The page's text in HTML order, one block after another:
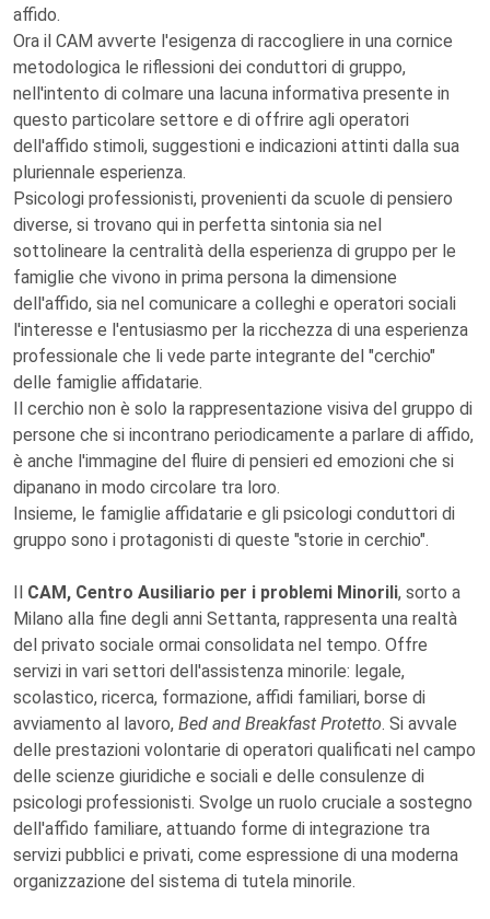
affido.
Ora il CAM avverte l'esigenza di raccogliere in una cornice
metodologica le riflessioni dei conduttori di gruppo,
nell'intento di colmare una lacuna informativa presente in
questo particolare settore e di offrire agli operatori
dell'affido stimoli, suggestioni e indicazioni attinti dalla sua
pluriennale esperienza.
Psicologi professionisti, provenienti da scuole di pensiero
diverse, si trovano qui in perfetta sintonia sia nel
sottolineare la centralità della esperienza di gruppo per le
famiglie che vivono in prima persona la dimensione
dell'affido, sia nel comunicare a colleghi e operatori sociali
l'interesse e l'entusiasmo per la ricchezza di una esperienza
professionale che li vede parte integrante del "cerchio"
delle famiglie affidatarie.
Il cerchio non è solo la rappresentazione visiva del gruppo di
persone che si incontrano periodicamente a parlare di affido,
è anche l'immagine del fluire di pensieri ed emozioni che si
dipanano in modo circolare tra loro.
Insieme, le famiglie affidatarie e gli psicologi conduttori di
gruppo sono i protagonisti di queste "storie in cerchio".
Il CAM, Centro Ausiliario per i problemi Minorili, sorto a
Milano alla fine degli anni Settanta, rappresenta una realtà
del privato sociale ormai consolidata nel tempo. Offre
servizi in vari settori dell'assistenza minorile: legale,
scolastico, ricerca, formazione, affidi familiari, borse di
avviamento al lavoro, Bed and Breakfast Protetto. Si avvale
delle prestazioni volontarie di operatori qualificati nel campo
delle scienze giuridiche e sociali e delle consulenze di
psicologi professionisti. Svolge un ruolo cruciale a sostegno
dell'affido familiare, attuando forme di integrazione tra
servizi pubblici e privati, come espressione di una moderna
organizzazione del sistema di tutela minorile.